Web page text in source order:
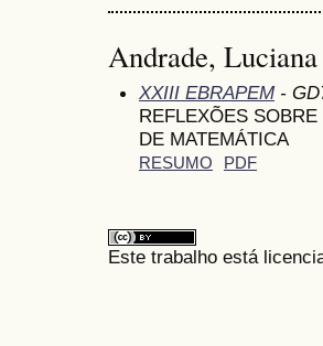
Andrade,
XXIII EBRAPEM -
REFLEXÕES
DE MATEMÁTICA
RESUMO PDF
Este trabalho está